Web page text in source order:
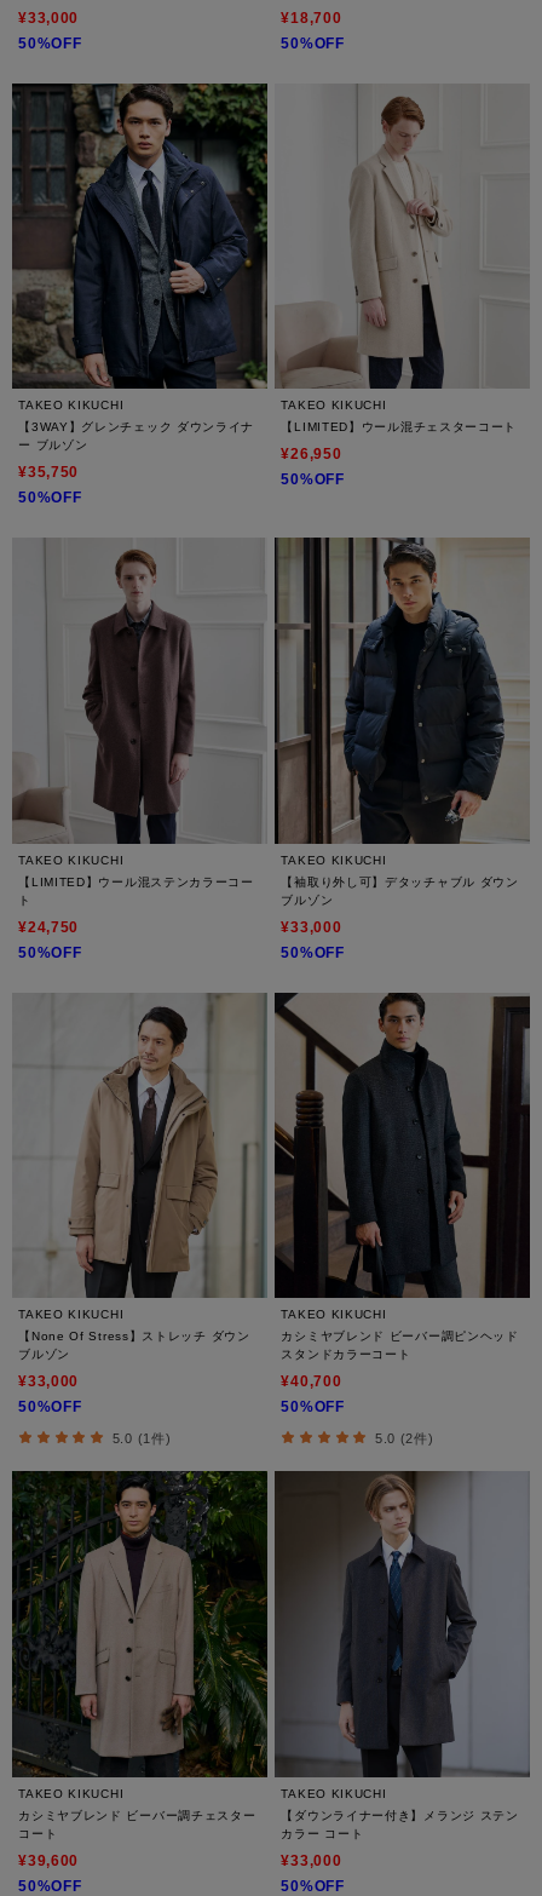
¥33,000
50%OFF
¥18,700
50%OFF
TAKEO KIKUCHI
【3WAY】グレンチェック ダウンライナ
ー ブルゾン
¥35,750
50%OFF
TAKEO KIKUCHI
【LIMITED】ウール混チェスターコート
¥26,950
50%OFF
TAKEO KIKUCHI
【LIMITED】ウール混ステンカラーコー
ト
¥24,750
50%OFF
TAKEO KIKUCHI
【袖取り外し可】デタッチャブル ダウン
ブルゾン
¥33,000
50%OFF
TAKEO KIKUCHI
【None Of Stress】ストレッチ ダウン
ブルゾン
¥33,000
50%OFF
5.0 (1件)
TAKEO KIKUCHI
カシミヤブレンド ビーバー調ピンヘッド
スタンドカラーコート
¥40,700
50%OFF
5.0 (2件)
TAKEO KIKUCHI
カシミヤブレンド ビーバー調チェスター
コート
¥39,600
50%OFF
TAKEO KIKUCHI
【ダウンライナー付き】メランジ ステン
カラー コート
¥33,000
50%OFF